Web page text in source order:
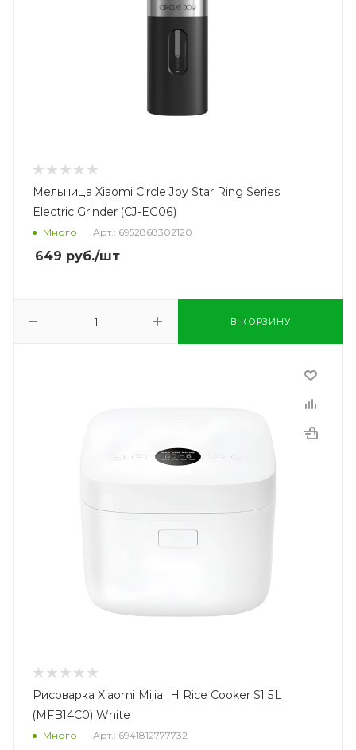
Мельница Xiaomi Circle Joy Star Ring Series
Electric Grinder (CJ-EG06)
Много Арт.: 6952868302120
649 руб./шт
В КОРЗИНУ
Рисоварка Xiaomi Mijia IH Rice Cooker S1 5L
(MFB14C0) White
Много Арт.: 6941812777732